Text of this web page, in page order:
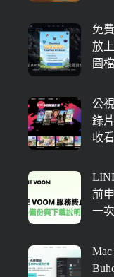
免
放
圖檔
公
錄
收看
前
一